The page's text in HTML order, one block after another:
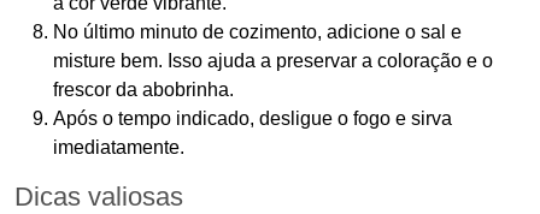
No último minuto de cozimento, adicione o sal e
misture bem. Isso ajuda a preservar a coloração e o
frescor da abobrinha.
Após o tempo indicado, desligue o fogo e sirva
imediatamente.
Dicas valiosas